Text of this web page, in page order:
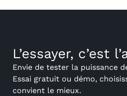
L’essayer, c’est
Envie de tester la puissance
Essai gratuit ou démo,
convient le mieux.